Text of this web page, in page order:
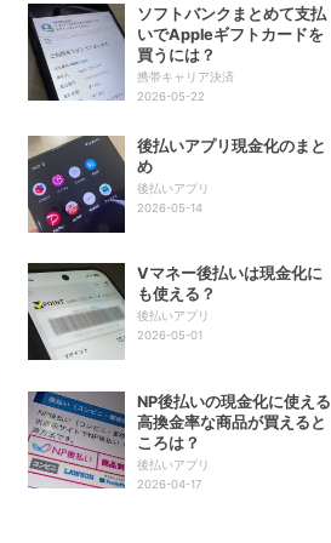
ソフトバンクまとめて支払
いでAppleギフトカードを
買うには？
携帯キャリア決済
2026-05-22
後払いアプリ現金化のまと
め
後払いアプリ
2026-05-14
Vマネー後払いは現金化に
も使える？
後払いアプリ
2026-05-01
NP後払いの現金化に使える
高換金率な商品が買えると
ころは？
後払いアプリ
2026-04-17